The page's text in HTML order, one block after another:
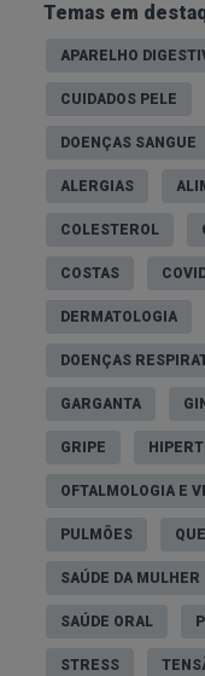
Temas em
APARELHO
CUIDADOS PELE
DOENÇAS SANGUE
ALERGIAS
COLESTEROL
COSTAS
DERMATOLOGIA
DOENÇAS
GARGANTA
GRIPE
OFTALMOLOGIA E
PULMÕES
SAÚDE DA MULHER
SAÚDE ORAL
STRESS